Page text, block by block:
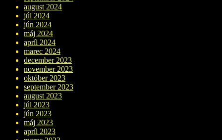
august 2024
júl 2024
jún 2024
máj 2024
apríl 2024
marec 2024
december 2023
november 2023
október 2023
september 2023
august 2023
júl 2023
jún 2023
máj 2023
apríl 2023